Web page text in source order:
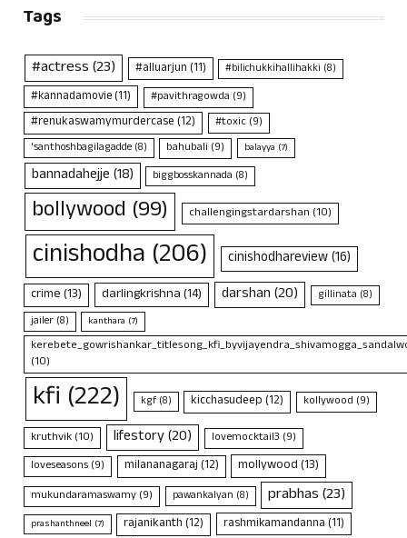
Tags
#actress(23) #alluarjun(11) #bilichukkihallihakki (8)
#kannadamovie(11) #pavithragowda (9)
#renukaswamymurdercase(12) #toxic(9)
'santhoshbagilagadde (8) bahubali (9) balayya (7)
bannadahejje(18) biggbosskannada (8)
bollywood (99) challengingstardarshan (10)
cinishodha (206) cinishodhareview(16)
crime(13) darlingkrishna(14) darshan(20) gillinata (8)
jailer (8) kanthara (7)
(10)
kfi (222) kgf(8) kicchasudeep(12) kollywood (9)
kruthvik(10) lifestory(20) lovemocktail3 (9)
loveseasons (9) milananagaraj(12) mollywood(13)
mukundaramaswamy (9) pawankalyan (8) prabhas(23)
prashanthneel (7) rajanikanth(12) rashmikamandanna(11)